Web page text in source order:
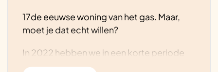
17de eeuwse woning van het gas. Maar,
moet je dat echt willen?
In 2022 hebben we in een korte periode
een aantal grote stappen gemaakt. We